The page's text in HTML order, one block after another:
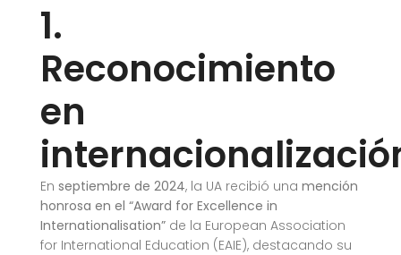
1.
Reconocimiento
en
En septiembre de 2024, la UA recibió una mención
honrosa en el “Award for Excellence in
Internationalisation” de la European Association
for International Education (EAIE), destacando su